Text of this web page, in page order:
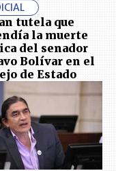
tutela que
la muerte
del senador
Bolívar en el
de Estado